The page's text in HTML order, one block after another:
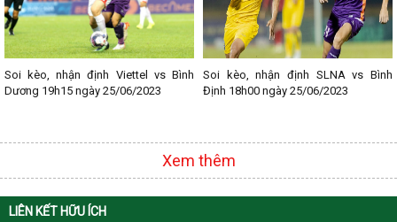
Soi kèo, nhận định Viettel vs Bình
Dương 19h15 ngày 25/06/2023
Soi kèo, nhận định SLNA vs Bình
Định 18h00 ngày 25/06/2023
Xem thêm
LIÊN KẾT HỮU ÍCH